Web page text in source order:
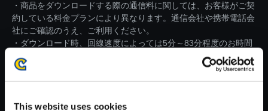
This website uses cookies
・商品をダウンロードする際の通信料に関しては、お客様がご契
約している料金プランにより異なります。通信会社や携帯電話会
社にご確認のうえ、ご利用ください。
・ダウンロード時、回線速度によっては5分～83分程度のお時間
がかかる場合がございます。
※ご購入いただいたファイルのダウンロードの際には、通信環境
が安定しているWifi環境でお試しください。